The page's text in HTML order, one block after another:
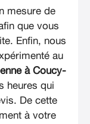
mesure de
que vous
Enfin, nous
au
à Coucy-
heures qui
De cette
à votre